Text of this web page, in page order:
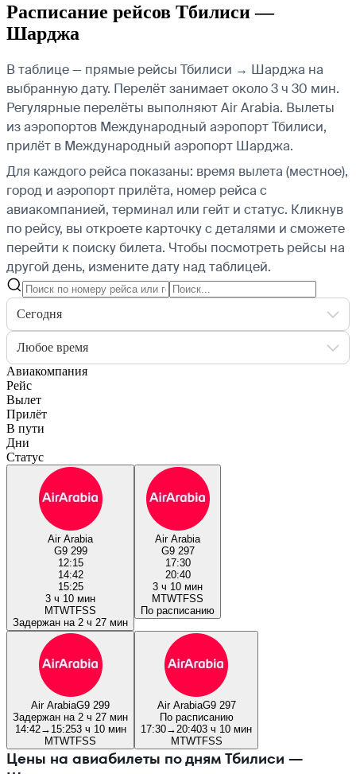
Расписание рейсов Тбилиси —
Шарджа
В таблице — прямые рейсы Тбилиси → Шарджа на
выбранную дату. Перелёт занимает около 3 ч 30 мин.
Регулярные перелёты выполняют Air Arabia. Вылеты
из аэропортов Международный аэропорт Тбилиси,
прилёт в Международный аэропорт Шарджа.
Для каждого рейса показаны: время вылета (местное),
город и аэропорт прилёта, номер рейса с
авиакомпанией, терминал или гейт и статус. Кликнув
по рейсу, вы откроете карточку с деталями и сможете
перейти к поиску билета. Чтобы посмотреть рейсы на
другой день, измените дату над таблицей.
Сегодня
Любое время
Авиакомпания
Рейс
Вылет
Прилёт
В пути
Дни
Статус
Air Arabia
G9 299
12:15
14:42
15:25
3 ч 10 мин
MTWTFSS
Задержан на 2 ч 27 мин
Air Arabia
G9 297
17:30
20:40
3 ч 10 мин
MTWTFSS
По расписанию
Air ArabiaG9 299
Задержан на 2 ч 27 мин
14:42→ 15:253 ч 10 мин
MTWTFSS
Air ArabiaG9 297
По расписанию
17:30→ 20:403 ч 10 мин
MTWTFSS
Цены на авиабилеты по дням Тбилиси —